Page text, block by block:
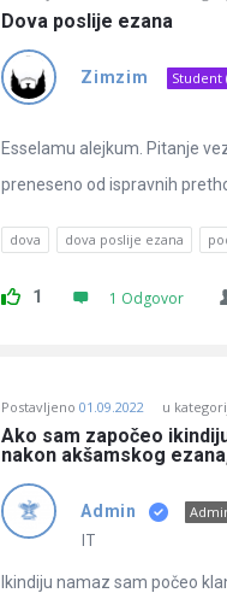
Dova poslije ezana
Zimzim Student
Esselamu alejkum. Pitanje
preneseno od ispravnih
dova dova poslije ezana
1 1 Odgovor
Postavljeno 01.09.2022 u
Ako sam započeo
nakon akšamskog
Admin
IT
Ikindiju namaz sam počeo